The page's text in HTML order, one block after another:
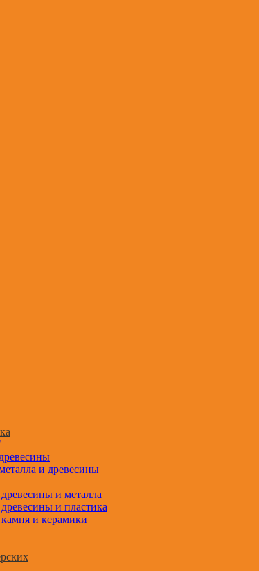
и древесины
и металла
и пластика
и керамики